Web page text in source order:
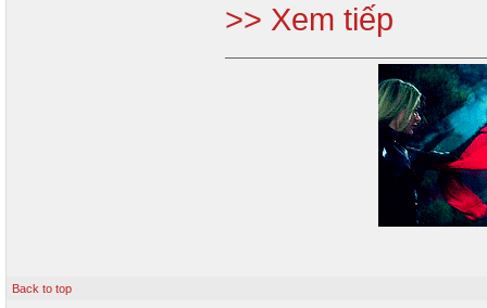
>> Xem tiếp
Back to top